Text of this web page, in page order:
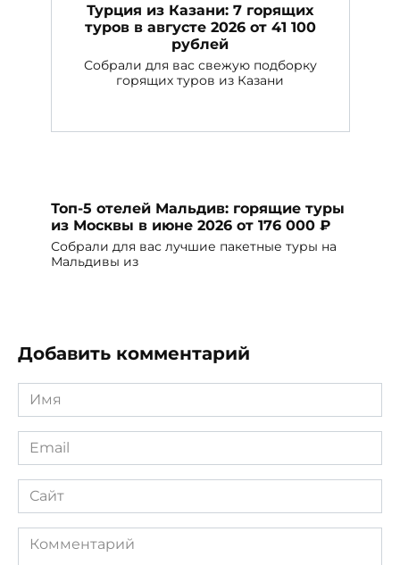
Турция из Казани: 7 горящих
туров в августе 2026 от 41 100
рублей
Собрали для вас свежую подборку
горящих туров из Казани
Топ-5 отелей Мальдив: горящие туры
из Москвы в июне 2026 от 176 000 ₽
Собрали для вас лучшие пакетные туры на
Мальдивы из
Добавить комментарий
Имя
Email
Сайт
Комментарий